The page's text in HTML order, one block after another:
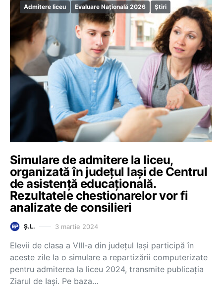
Admitere liceu Evaluare Națională 2026 Știri
Simulare de admitere la liceu,
organizată în județul Iași de Centrul
de asistență educațională.
Rezultatele chestionarelor vor fi
analizate de consilieri
Ș.L. 3 martie 2024
Elevii de clasa a VIII-a din județul Iași participă în
aceste zile la o simulare a repartizării computerizate
pentru admiterea la liceu 2024, transmite publicația
Ziarul de Iași. Pe baza…